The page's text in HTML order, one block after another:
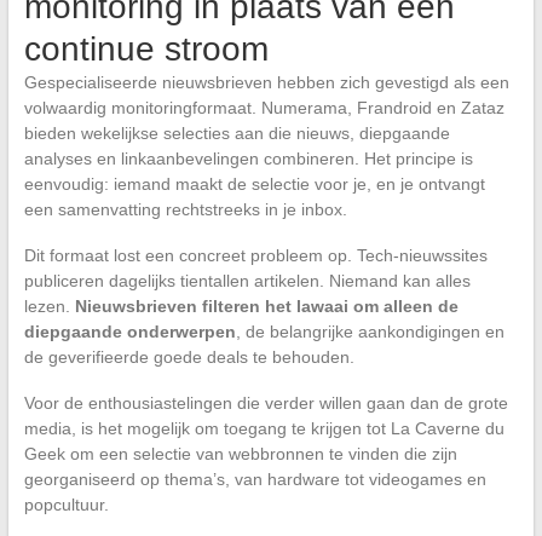
continue stroom
Gespecialiseerde nieuwsbrieven hebben zich gevestigd als een
volwaardig monitoringformaat. Numerama, Frandroid en Zataz
bieden wekelijkse selecties aan die nieuws, diepgaande
analyses en linkaanbevelingen combineren. Het principe is
eenvoudig: iemand maakt de selectie voor je, en je ontvangt
een samenvatting rechtstreeks in je inbox.
Dit formaat lost een concreet probleem op. Tech-nieuwssites
publiceren dagelijks tientallen artikelen. Niemand kan alles
lezen. Nieuwsbrieven filteren het lawaai om alleen de
diepgaande onderwerpen , de belangrijke aankondigingen en
de geverifieerde goede deals te behouden.
Voor de enthousiastelingen die verder willen gaan dan de grote
media, is het mogelijk om toegang te krijgen tot La Caverne du
Geek om een selectie van webbronnen te vinden die zijn
georganiseerd op thema’s, van hardware tot videogames en
popcultuur.